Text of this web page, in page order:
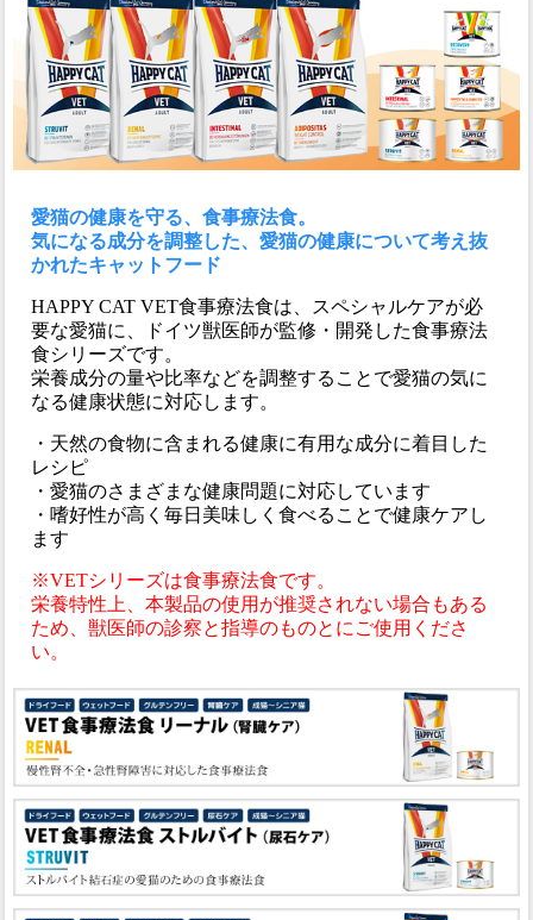
愛猫の健康を守る、食事療法食。
気になる成分を調整した、愛猫の健康について考え抜
かれたキャットフード
HAPPY CAT VET食事療法食は、スペシャルケアが必
要な愛猫に、ドイツ獣医師が監修・開発した食事療法
食シリーズです。
栄養成分の量や比率などを調整することで愛猫の気に
なる健康状態に対応します。
・天然の食物に含まれる健康に有用な成分に着目した
レシピ
・愛猫のさまざまな健康問題に対応しています
・嗜好性が高く毎日美味しく食べることで健康ケアし
ます
※VETシリーズは食事療法食です。
栄養特性上、本製品の使用が推奨されない場合もある
ため、獣医師の診察と指導のものとにご使用くださ
い。